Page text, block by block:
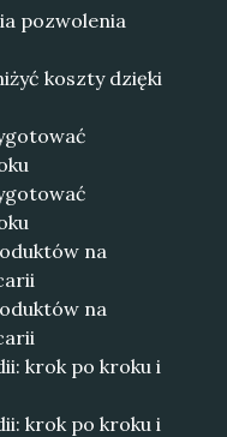
pozwolenia
koszty dzięki
na
na
krok po kroku i
krok po kroku i